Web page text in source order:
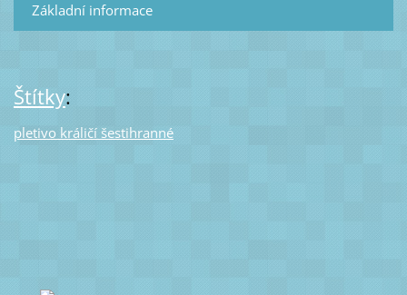
Základní informace
Štítky:
pletivo králičí šestihranné